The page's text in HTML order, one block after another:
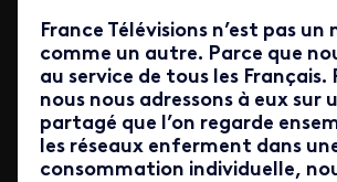
France Télévisions n’est pas un
comme un autre. Parce que
au service de tous les Français.
nous nous adressons à eux sur
partagé que l’on regarde
les réseaux enferment dans
consommation individuelle,